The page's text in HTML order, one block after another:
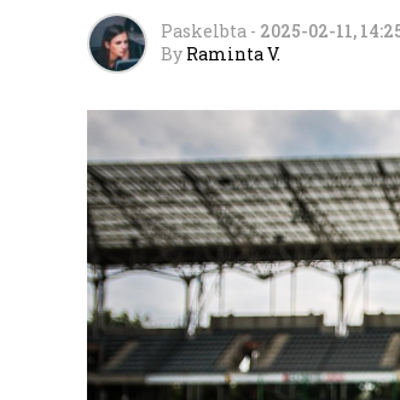
Paskelbta - 2025-02-11,
By Raminta V.